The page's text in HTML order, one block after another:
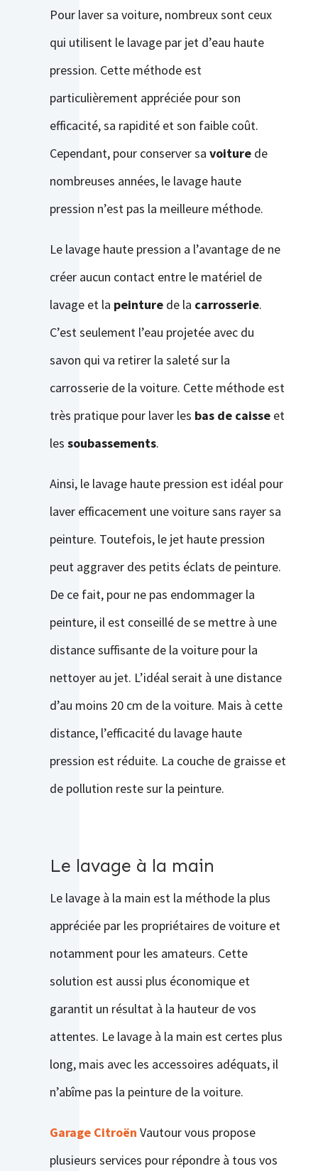
Pour laver sa voiture, nombreux sont ceux
qui utilisent le lavage par jet d’eau haute
pression. Cette méthode est
particulièrement appréciée pour son
efficacité, sa rapidité et son faible coût.
Cependant, pour conserver sa voiturede
nombreuses années, le lavage haute
pression n’est pas la meilleure méthode.
Le lavage haute pression a l’avantage de ne
créer aucun contact entre le matériel de
lavage et la peinturede la carrosserie.
C’est seulement l’eau projetée avec du
savon qui va retirer la saleté sur la
carrosserie de la voiture. Cette méthode est
très pratique pour laver les bas de caisseet
les soubassements.
Ainsi, le lavage haute pression est idéal pour
laver efficacement une voiture sans rayer sa
peinture. Toutefois, le jet haute pression
peut aggraver des petits éclats de peinture.
De ce fait, pour ne pas endommager la
peinture, il est conseillé de se mettre à une
distance suffisante de la voiture pour la
nettoyer au jet. L’idéal serait à une distance
d’au moins 20 cm de la voiture. Mais à cette
distance, l’efficacité du lavage haute
pression est réduite. La couche de graisse et
de pollution reste sur la peinture.
Le lavage à la main
Le lavage à la main est la méthode la plus
appréciée par les propriétaires de voiture et
notamment pour les amateurs. Cette
solution est aussi plus économique et
garantit un résultat à la hauteur de vos
attentes. Le lavage à la main est certes plus
long, mais avec les accessoires adéquats, il
n’abîme pas la peinture de la voiture.
Garage Citroën Vautour vous propose
plusieurs services pour répondre à tous vos